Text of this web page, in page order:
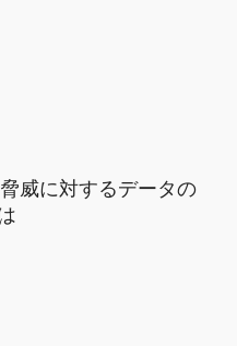
威に対するデータの